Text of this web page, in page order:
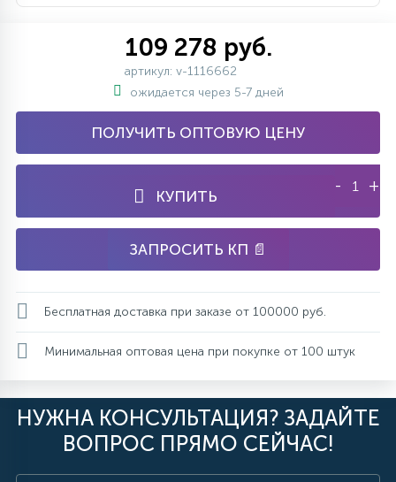
109 278 руб.
артикул: v-1116662
ожидается через 5-7 дней
ПОЛУЧИТЬ ОПТОВУЮ ЦЕНУ
КУПИТЬ
- +
ЗАПРОСИТЬ КП 📄
Бесплатная доставка при заказе от 100000 руб.
Минимальная оптовая цена при покупке от 100 штук
НУЖНА КОНСУЛЬТАЦИЯ? ЗАДАЙТЕ
ВОПРОС ПРЯМО СЕЙЧАС!